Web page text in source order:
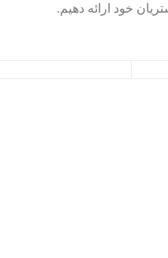
خود ارائه دهیم.